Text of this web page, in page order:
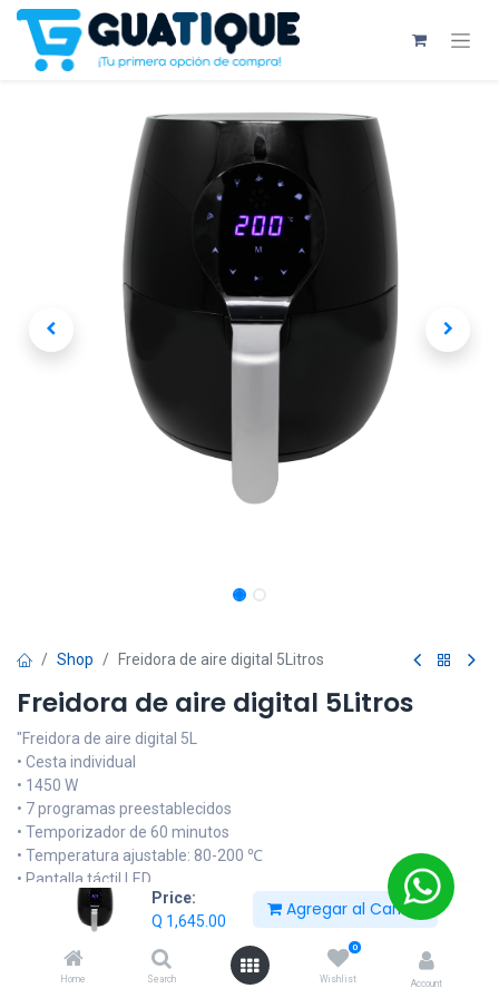
Price:
Q 1,645.00
Agregar al Carrito
Home Search
0
Wishlist Account
Shop Freidora de aire digital 5Litros
Freidora de aire digital 5Litros
"Freidora de aire digital 5L
• Cesta individual
• 1450 W
• 7 programas preestablecidos
• Temporizador de 60 minutos
• Temperatura ajustable: 80-200 ℃
• Pantalla táctil LED
• Cesta extraíble y lavable con antiadherente.
• revestimiento
• Piezas aptas para lavavajillas
• Apagado automático con alerta lista